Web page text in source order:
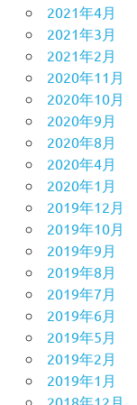
2021年4月
2021年3月
2021年2月
2020年11月
2020年10月
2020年9月
2020年8月
2020年4月
2020年1月
2019年12月
2019年10月
2019年9月
2019年8月
2019年7月
2019年6月
2019年5月
2019年2月
2019年1月
2018年12月